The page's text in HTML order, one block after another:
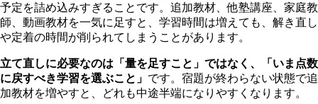
予定を詰め込みすぎることです。追加教材、他塾講座、家庭教
師、動画教材を一気に足すと、学習時間は増えても、解き直し
や定着の時間が削られてしまうことがあります。
立て直しに必要なのは「量を足すこと」ではなく、「いま点数
に戻すべき学習を選ぶこと」 です。宿題が終わらない状態で追
加教材を増やすと、どれも中途半端になりやすくなります。